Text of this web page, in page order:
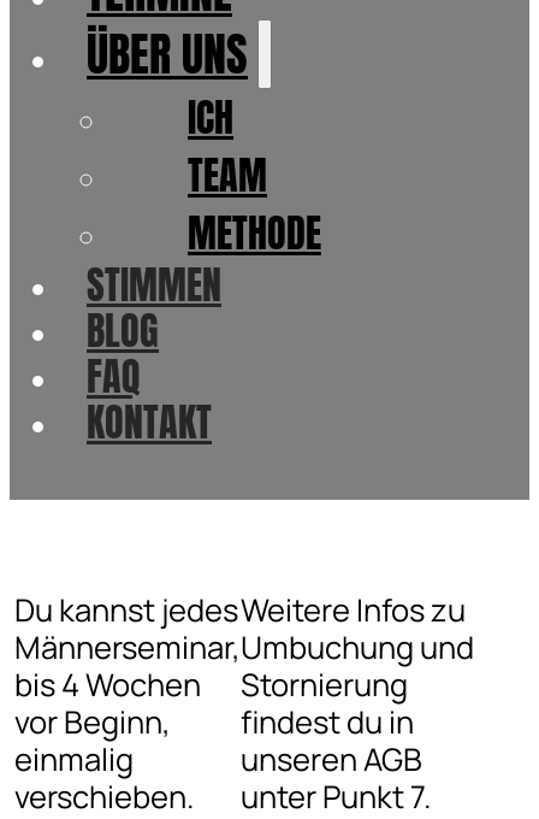
ÜBER UNS
ICH
TEAM
METHODE
STIMMEN
BLOG
FAQ
KONTAKT
Du kannst jedes
Männerseminar,
bis 4 Wochen
vor Beginn,
einmalig
verschieben.
Weitere Infos zu
Umbuchung und
Stornierung
findest du in
unseren AGB
unter Punkt 7.